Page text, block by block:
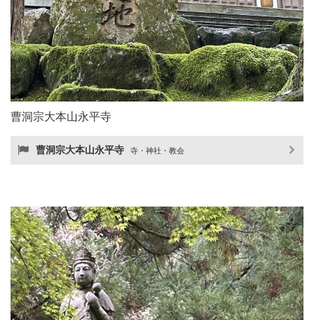
曹洞宗大本山永平寺
曹洞宗大本山永平寺 寺・神社・教会